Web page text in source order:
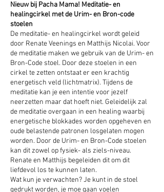
Nieuw bij Pacha Mama! Meditatie- en
healingcirkel met de Urim- en Bron-code
stoelen
De meditatie- en healingcirkel wordt geleid
door Renate Veenings en Matthijs Nicolai. Voor
de meditatie maken we gebruik van de Urim- en
Bron-Code stoel. Door deze stoelen in een
cirkel te zetten ontstaat er een krachtig
energetisch veld (lichtmatrix). Tijdens de
meditatie kan je een intentie voor jezelf
neerzetten maar dat hoeft niet. Geleidelijk zal
de meditatie overgaan in een healing waarbij
energetische blokkades worden opgeheven en
oude belastende patronen losgelaten mogen
worden. Door de Urim- en Bron-Code stoelen
kan dit zowel op fysiek- als ziels-niveau.
Renate en Matthijs begeleiden dit om dit
liefdevol los te kunnen laten.
Wat kun je verwachten? Je kunt in de stoel
gedrukt worden, je moe gaan voelen